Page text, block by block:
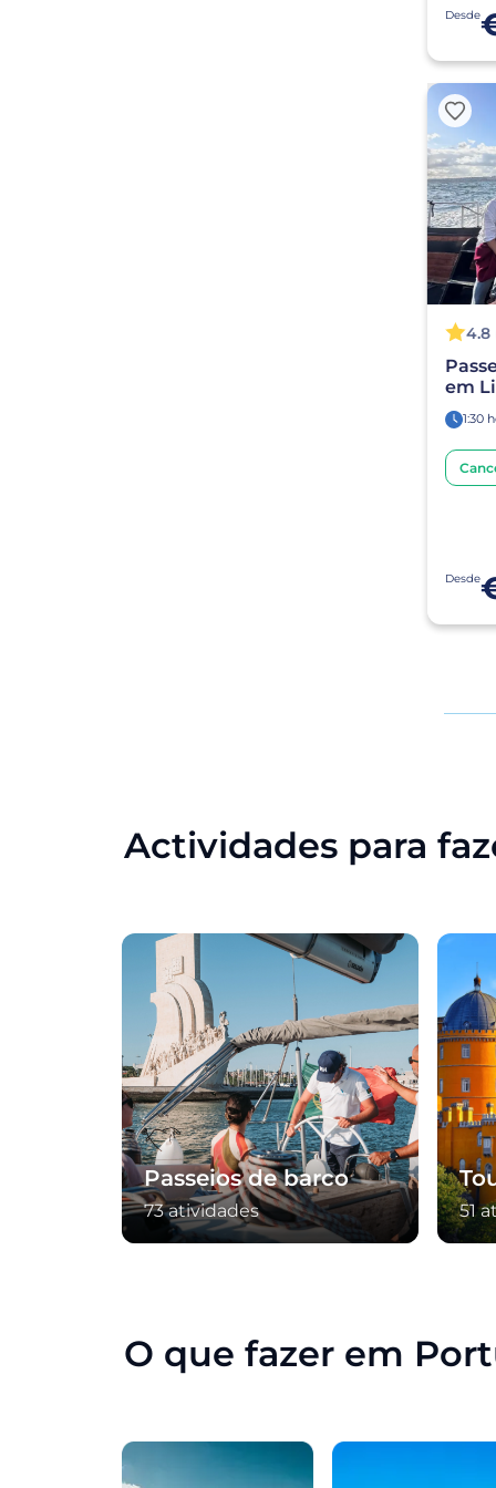
Desde
4.8
em
1:30
Desde
Actividades para
Passeios de barco
73 atividades 51
O que fazer em